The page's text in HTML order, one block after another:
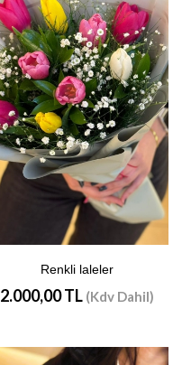
Renkli laleler
2.000,00 TL (Kdv Dahil)